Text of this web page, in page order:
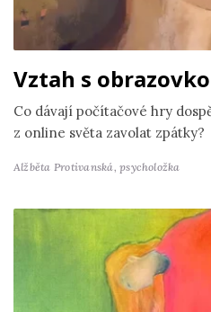
Vztah s
Co dávají počítačové hry
z online světa zavolat zpátky?
Alžběta Protivanská,psycholožka